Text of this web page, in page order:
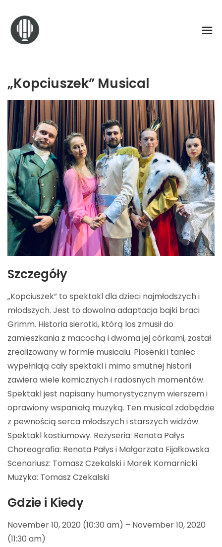
„Kopciuszek” Musical
Szczegóły
„Kopciuszek” to spektakl dla dzieci najmłodszych i
młodszych. Jest to dowolna adaptacja bajki braci
Grimm. Historia sierotki, którą los zmusił do
zamieszkania z macochą i dwoma jej córkami, został
zrealizowany w formie musicalu. Piosenki i taniec
wypełniają cały spektakl i mimo smutnej historii
zawiera wiele komicznych i radosnych momentów.
Spektakl jest napisany humorystycznym wierszem i
oprawiony wspaniałą muzyką. Ten musical zdobędzie
z pewnością serca młodszych i starszych widzów.
Spektakl kostiumowy. Reżyseria: Renata Pałys
Choreografia: Renata Pałys i Małgorzata Fijałkowska
Scenariusz: Tomasz Czekalski i Marek Komarnicki
Muzyka: Tomasz Czekalski
Gdzie i Kiedy
November 10, 2020 (10:30 am) – November 10, 2020
(11:30 am)